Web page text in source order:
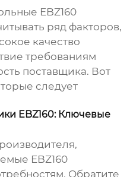
EBZ160
ряд факторов,
качество
требованиям
поставщика. Вот
следует
EBZ160: Ключевые
EBZ160
Обратите